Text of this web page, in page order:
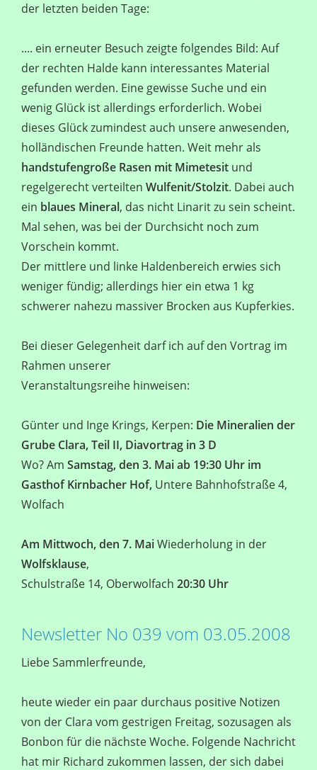
der letzten beiden Tage:
.... ein erneuter Besuch zeigte folgendes Bild: Auf
der rechten Halde kann interessantes Material
gefunden werden. Eine gewisse Suche und ein
wenig Glück ist allerdings erforderlich. Wobei
dieses Glück zumindest auch unsere anwesenden,
holländischen Freunde hatten. Weit mehr als
handstufengroße Rasen mit Mimetesit und
regelgerecht verteilten Wulfenit/Stolzit. Dabei auch
ein blaues Mineral, das nicht Linarit zu sein scheint.
Mal sehen, was bei der Durchsicht noch zum
Vorschein kommt.
Der mittlere und linke Haldenbereich erwies sich
weniger fündig; allerdings hier ein etwa 1 kg
schwerer nahezu massiver Brocken aus Kupferkies.
Bei dieser Gelegenheit darf ich auf den Vortrag im
Rahmen unserer
Veranstaltungsreihe hinweisen:
Günter und Inge Krings, Kerpen: Die Mineralien der
Grube Clara, Teil II, Diavortrag in 3 D
Wo? Am Samstag, den 3. Mai ab 19:30 Uhr im
Gasthof Kirnbacher Hof, Untere Bahnhofstraße 4,
Wolfach
Am Mittwoch, den 7. MaiWiederholung in der
Wolfsklause,
Schulstraße 14, Oberwolfach 20:30 Uhr
Newsletter No 039 vom 03.05.2008
Liebe Sammlerfreunde,
heute wieder ein paar durchaus positive Notizen
von der Clara vom gestrigen Freitag, sozusagen als
Bonbon für die nächste Woche. Folgende Nachricht
hat mir Richard zukommen lassen, der sich dabei